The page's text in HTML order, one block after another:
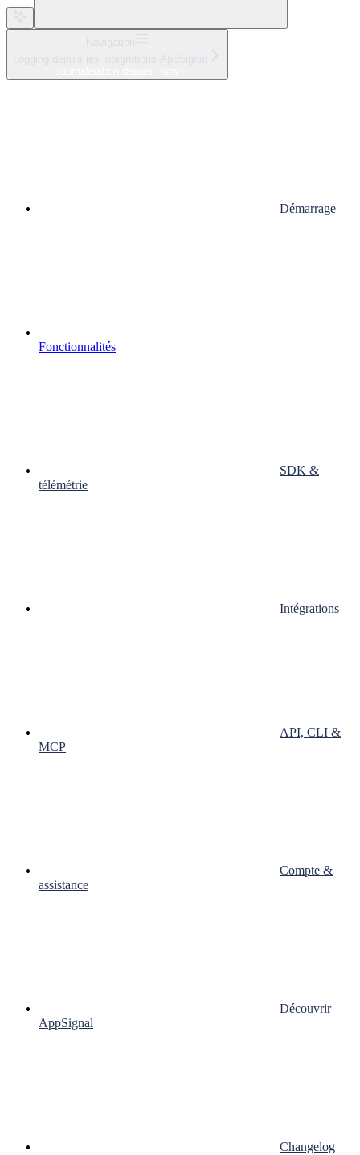
Démarrage
Fonctionnalités
SDK &
télémétrie
Intégrations
API, CLI &
MCP
Compte &
assistance
Découvrir
AppSignal
Changelog